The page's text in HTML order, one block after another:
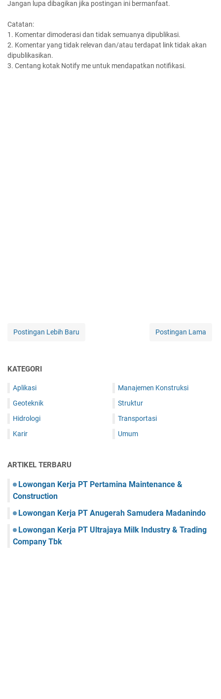
Jangan lupa dibagikan jika postingan ini bermanfaat.
Catatan:
1. Komentar dimoderasi dan tidak semuanya dipublikasi.
2. Komentar yang tidak relevan dan/atau terdapat link tidak akan
dipublikasikan.
3. Centang kotak Notify me untuk mendapatkan notifikasi.
Postingan Lebih Baru Postingan Lama
KATEGORI
Aplikasi
Geoteknik
Hidrologi
Karir
Manajemen Konstruksi
Struktur
Transportasi
Umum
ARTIKEL TERBARU
Lowongan Kerja PT Pertamina Maintenance &
Construction
Lowongan Kerja PT Anugerah Samudera Madanindo
Lowongan Kerja PT Ultrajaya Milk Industry & Trading
Company Tbk